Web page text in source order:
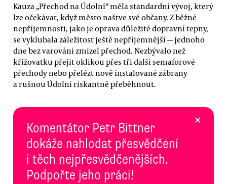
Kauza „Přechod na Údolní“ měla standardní vývoj, který
lze očekávat, když město naštve své občany. Z běžné
nepříjemnosti, jako je oprava důležité dopravní tepny,
se vyklubala záležitost ještě nepříjemnější — jednoho
dne bez varování zmizel přechod. Nezbývalo než
křižovatku přejít oklikou přes tři další semaforové
přechody nebo přelézt nově instalované zábrany
a rušnou Údolní riskantně přeběhnout.
Komentátor Petr Bittner
dokáže nahlodat přesvědčení
i těch nejpřesvědčenějších.
Podpořte jeho práci!
×